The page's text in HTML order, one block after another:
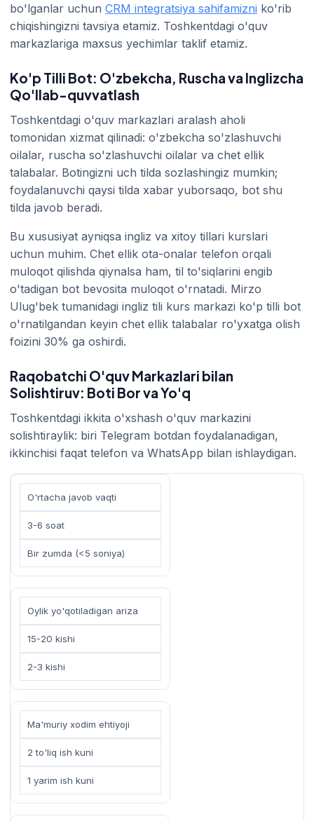
bo'lganlar uchun CRM integratsiya sahifamizni ko'rib
chiqishingizni tavsiya etamiz. Toshkentdagi o'quv
markazlariga maxsus yechimlar taklif etamiz.
Ko'p Tilli Bot: O'zbekcha, Ruscha va Inglizcha
Qo'llab-quvvatlash
Toshkentdagi o'quv markazlari aralash aholi
tomonidan xizmat qilinadi: o'zbekcha so'zlashuvchi
oilalar, ruscha so'zlashuvchi oilalar va chet ellik
talabalar. Botingizni uch tilda sozlashingiz mumkin;
foydalanuvchi qaysi tilda xabar yuborsaqo, bot shu
tilda javob beradi.
Bu xususiyat ayniqsa ingliz va xitoy tillari kurslari
uchun muhim. Chet ellik ota-onalar telefon orqali
muloqot qilishda qiynalsa ham, til to'siqlarini engib
o'tadigan bot bevosita muloqot o'rnatadi. Mirzo
Ulug'bek tumanidagi ingliz tili kurs markazi ko'p tilli bot
o'rnatilgandan keyin chet ellik talabalar ro'yxatga olish
foizini 30% ga oshirdi.
Raqobatchi O'quv Markazlari bilan
Solishtiruv: Boti Bor va Yo'q
Toshkentdagi ikkita o'xshash o'quv markazini
solishtiraylik: biri Telegram botdan foydalanadigan,
ikkinchisi faqat telefon va WhatsApp bilan ishlaydigan.
O'rtacha javob vaqti
3-6 soat
Bir zumda (<5 soniya)
Oylik yo'qotiladigan ariza
15-20 kishi
2-3 kishi
Ma'muriy xodim ehtiyoji
2 to'liq ish kuni
1 yarim ish kuni